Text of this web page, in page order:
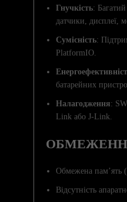
Гнучкість:
датчики, дисплеї,
Сумісність:
PlatformIO.
батарейних
Налагодження:
Link або J-Link.
Обмежена пам’ять
Відсутність